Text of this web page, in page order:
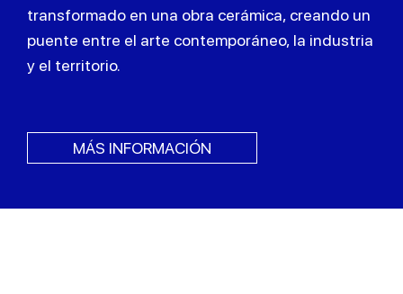
transformado en una obra cerámica, creando un
puente entre el arte contemporáneo, la industria
y el territorio.
MÁS INFORMACIÓN